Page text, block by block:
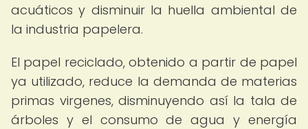
acuáticos y disminuir la huella ambiental de
la industria papelera.
El papel reciclado, obtenido a partir de papel
ya utilizado, reduce la demanda de materias
primas virgenes, disminuyendo así la tala de
árboles y el consumo de agua y energía